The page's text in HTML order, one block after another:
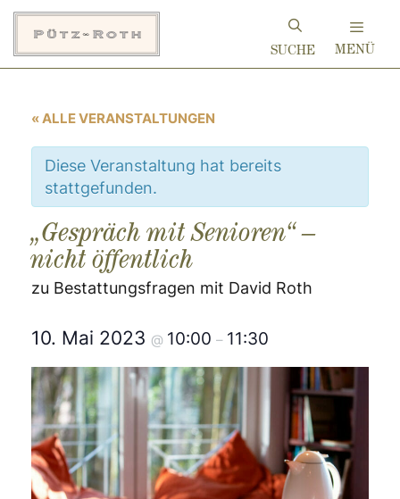
Zum
Inhalt
springen
MENÜ
« ALLE VERANSTALTUNGEN
Diese Veranstaltung hat bereits
stattgefunden.
„Gespräch mit Senioren“ –
nicht öffentlich
zu Bestattungsfragen mit David Roth
10. Mai 2023 @ 10:00 – 11:30